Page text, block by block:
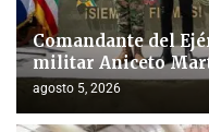
Comandante del
militar Aniceto
agosto 5, 2026